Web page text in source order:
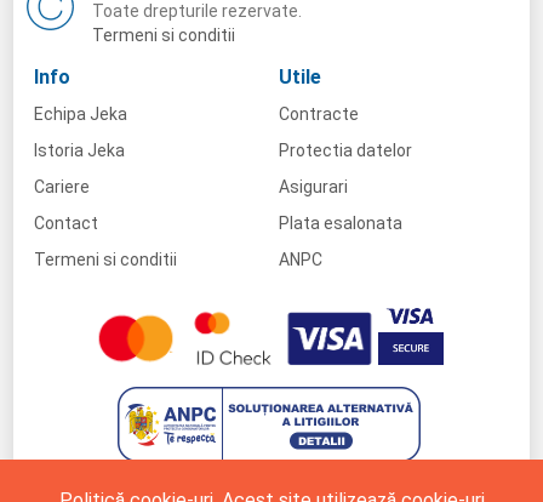
Toate drepturile rezervate.
Termeni si conditii
Info
Echipa Jeka
Istoria Jeka
Cariere
Contact
Termeni si conditii
Utile
Contracte
Protectia datelor
Asigurari
Plata esalonata
ANPC